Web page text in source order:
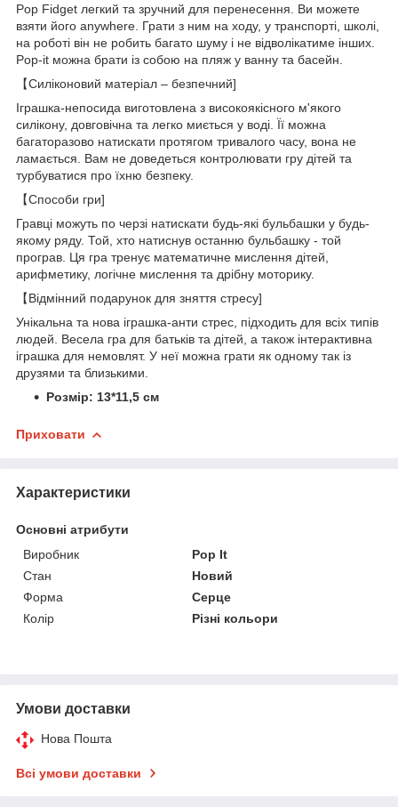
Pop Fidget легкий та зручний для перенесення. Ви можете
взяти його anywhere. Грати з ним на ходу, у транспорті, школі,
на роботі він не робить багато шуму і не відволікатиме інших.
Pop-it можна брати із собою на пляж у ванну та басейн.
【Силіконовий матеріал – безпечний]
Іграшка-непосида виготовлена з високоякісного м'якого
силікону, довговічна та легко миється у воді. Її можна
багаторазово натискати протягом тривалого часу, вона не
ламається. Вам не доведеться контролювати гру дітей та
турбуватися про їхню безпеку.
【Способи гри]
Гравці можуть по черзі натискати будь-які бульбашки у будь-
якому ряду. Той, хто натиснув останню бульбашку - той
програв. Ця гра тренує математичне мислення дітей,
арифметику, логічне мислення та дрібну моторику.
【Відмінний подарунок для зняття стресу]
Унікальна та нова іграшка-анти стрес, підходить для всіх типів
людей. Весела гра для батьків та дітей, а також інтерактивна
іграшка для немовлят. У неї можна грати як одному так із
друзями та близькими.
Розмір: 13*11,5 см
Приховати
Характеристики
Основні атрибути
Виробник
Pop It
Стан
Новий
Форма
Серце
Колір
Різні кольори
Умови доставки
Нова Пошта
Всі умови доставки